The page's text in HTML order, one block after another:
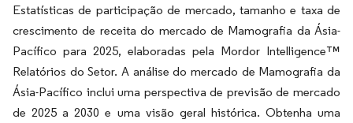
Estatísticas de participação de mercado, tamanho e taxa de
crescimento de receita do mercado de Mamografia da Ásia-
Pacífico para 2025, elaboradas pela Mordor Intelligence™
Relatórios do Setor. A análise do mercado de Mamografia da
Ásia-Pacífico inclui uma perspectiva de previsão de mercado
de 2025 a 2030 e uma visão geral histórica. Obtenha uma